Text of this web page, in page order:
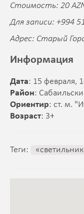
Стоимость: 20
Для записи: +994
Адрес: Старый
Информация
Дата: 15 февраля,
Район:
Ориентир: ст. м.
Возраст: 3+
Теги: